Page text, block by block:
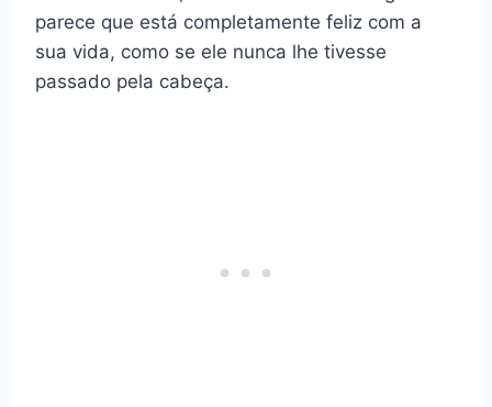
parece que está completamente feliz com a
sua vida, como se ele nunca lhe tivesse
passado pela cabeça.